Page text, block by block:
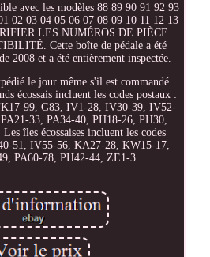
avec les modèles 88 89 90 91 92 93
02 03 04 05 06 07 08 09 10 11 12 13
LES NUMÉROS DE PIÈCE
Cette boîte de pédale a été
2008 et a été entièrement inspectée.
le jour même s'il est commandé
écossais incluent les codes postaux :
99, G83, IV1-28, IV30-39, IV52-
33, PA34-40, PH18-26, PH30,
îles écossaises incluent les codes
51, IV55-56, KA27-28, KW15-17,
PA60-78, PH42-44, ZE1-3.